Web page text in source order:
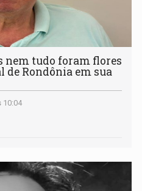
nem tudo foram flores
de Rondônia em sua
10:04